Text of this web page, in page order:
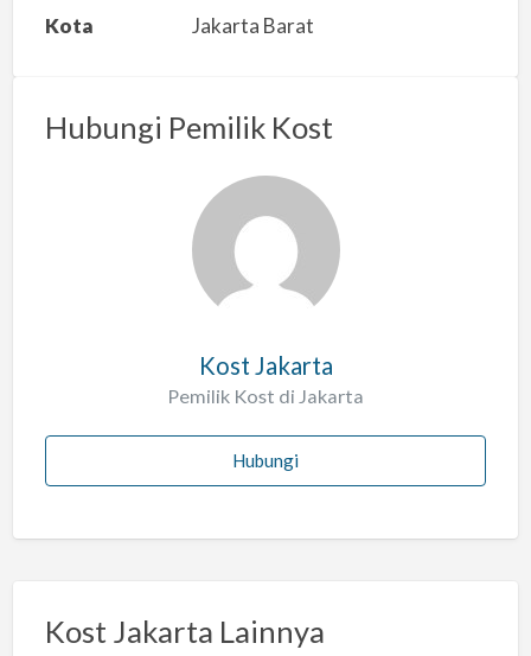
a
s
Kota Jakarta Barat
Hubungi Pemilik Kost
Kost Jakarta
Pemilik Kost di Jakarta
Hubungi
Kost Jakarta Lainnya